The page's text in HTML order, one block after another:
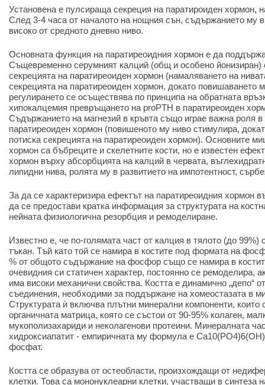
Установена е пулсираща секреция на паратироиден хормон,
След 3-4 часа от началото на нощния сън, съдържанието му
високо от средното дневно ниво.
Основната функция на паратиреоидния хормон е да
Същевременно серумният калций (общ и особено йонизиран)
секрецията на паратиреоиден хормон (намаляването на
секрецията на паратиреоиден хормон, докато повишаването
регулирането се осъществява по принципа на обратната
хипокалцемия превръщането на proPTH в паратиреоиден
Съдържанието на магнезий в кръвта също играе важна роля
паратиреоиден хормон (повишеното му ниво стимулира,
потиска секрецията на паратиреоиден хормон). Основните
хормон са бъбреците и скелетните кости, но е известен
хормон върху абсорбцията на калций в червата,
липидни нива, ролята му в развитието на импотентност,
За да се характеризира ефектът на паратиреоидния хормон
да се предостави кратка информация за структурата на
нейната физиологична резорбция и ремоделиране.
Известно е, че по-голямата част от калция в тялото (до 99%)
тъкан. Тъй като той се намира в костите под формата на
% от общото съдържание на фосфор също се намира в
очевидния си статичен характер, постоянно се ремоделира,
има високи механични свойства. Костта е динамично „депо“
съединения, необходими за поддържане на хомеостазата в
Структурата ѝ включва плътни минерални компоненти, които
органичната матрица, която се състои от 90-95% колаген,
мукополизахариди и неколагенови протеини. Минералната
хидроксиапатит - емпиричната му формула е
фосфат.
Костта се образува от остеобласти, произхождащи от
клетки. Това са мононуклеарни клетки, участващи в синтеза